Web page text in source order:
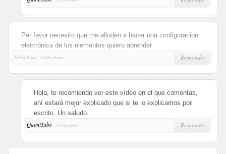
Per favor necesito que me alluden a hacer una configuracion
electrónica de los elementos quiero aprender
Sebastian,
12 Años Antes Responder
Hola, te recomiendo ver este vídeo en el que comentas,
ahí estará mejor explicado que si te lo explicamos por
escrito. Un saludo.
QuimiTube, 12 Años Antes Responder